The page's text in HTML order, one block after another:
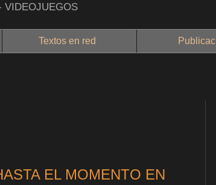
VIDEOJUEGOS
Textos en red
EL MOMENTO EN